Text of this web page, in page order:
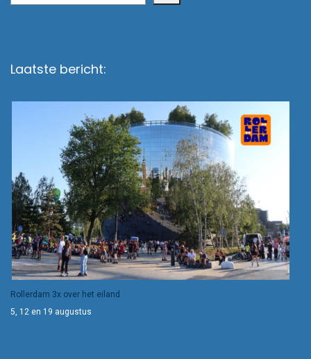
Laatste bericht:
Rollerdam 3x over het eiland
5, 12 en 19 augustus